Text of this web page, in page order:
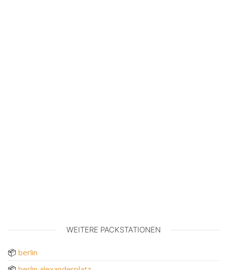
WEITERE PACKSTATIONEN
📦 berlin